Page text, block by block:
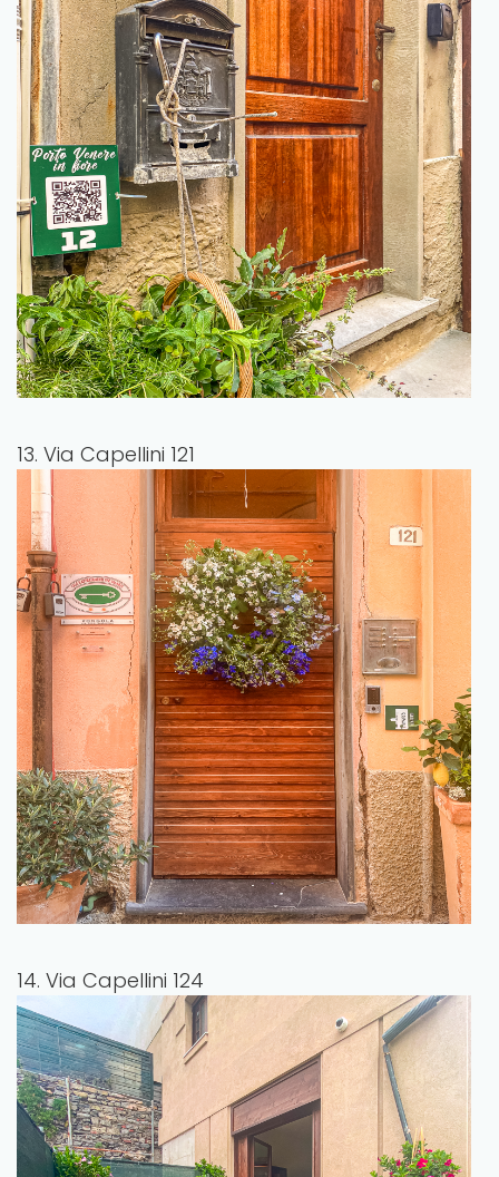
13. Via Capellini 121
14. Via Capellini 124